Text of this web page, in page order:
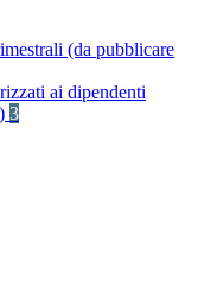
(da pubblicare
ai dipendenti
3